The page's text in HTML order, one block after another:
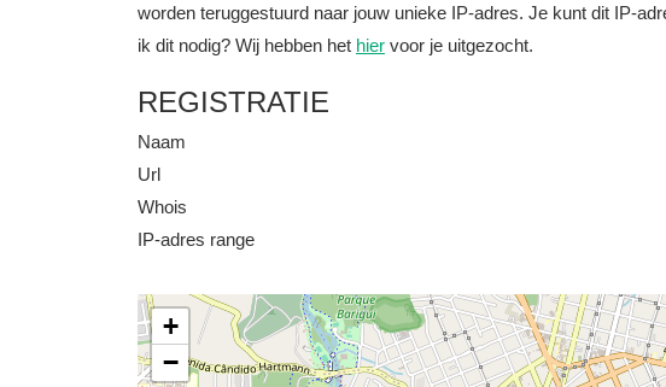
worden teruggestuurd naar jouw unieke IP-adres. Je kunt dit IP-
ik dit nodig? Wij hebben het hier voor je uitgezocht.
REGISTRATIE
Naam
Url
Whois
IP-adres range
+
−